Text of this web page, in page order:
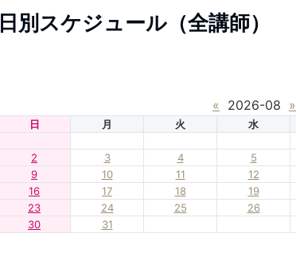
日別スケジュール（全講師）
« 2026-08 »
日 月 火 水
2
3 4 5
9
10 11 12
16
17 18 19
23
24 25 26
30
31